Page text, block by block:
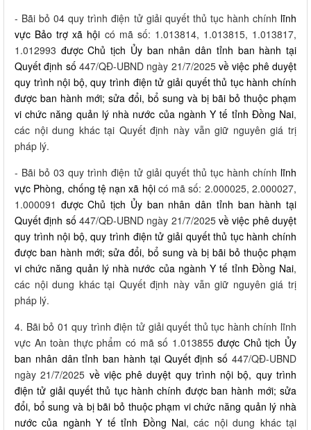
- Bãi bỏ 04 quy trình điện tử giải quyết thủ tục hành chính lĩnh
vực Bảo trợ xã hội có mã số: 1.013814, 1.013815, 1.013817,
1.012993 được Chủ tịch Ủy ban nhân dân tỉnh ban hành tại
Quyết định số 447/QĐ-UBND ngày 21/7/2025về việc phê duyệt
quy trình nội bộ, quy trình điện tử giải quyết thủ tục hành chính
được ban hành mới; sửa đổi, bổ sung và bị bãi bỏ thuộc phạm
vi chức năng quản lý nhà nước của ngành Y tế tỉnh Đồng Nai,
các nội dung khác tại Quyết định này vẫn giữ nguyên giá trị
pháp lý.
- Bãi bỏ 03 quy trình điện tử giải quyết thủ tục hành chính lĩnh
vực Phòng, chống tệ nạn xã hộicó mã số: 2.000025, 2.000027,
1.000091 được Chủ tịch Ủy ban nhân dân tỉnh ban hành tại
Quyết định số 447/QĐ-UBND ngày 21/7/2025về việc phê duyệt
quy trình nội bộ, quy trình điện tử giải quyết thủ tục hành chính
được ban hành mới; sửa đổi, bổ sung và bị bãi bỏ thuộc phạm
vi chức năng quản lý nhà nước của ngành Y tế tỉnh Đồng Nai,
các nội dung khác tại Quyết định này vẫn giữ nguyên giá trị
pháp lý.
4. Bãi bỏ 01 quy trình điện tử giải quyết thủ tục hành chính lĩnh
vực An toàn thực phẩm có mã số 1.013855được Chủ tịch Ủy
ban nhân dân tỉnh ban hành tại Quyết định số 447/QĐ-UBND
ngày 21/7/2025 về việc phê duyệt quy trình nội bộ, quy trình
điện tử giải quyết thủ tục hành chính được ban hành mới; sửa
đổi, bổ sung và bị bãi bỏ thuộc phạm vi chức năng quản lý nhà
nước của ngành Y tế tỉnh Đồng Nai, các nội dung khác tại